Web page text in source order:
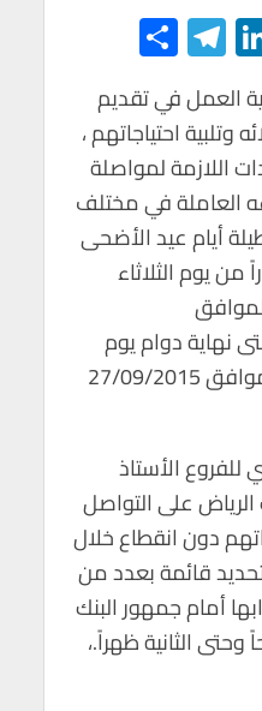
Li
n
ke
dI
n
Te
le
gr
a
m
h
ar
e
العمل في تقديم
وتلبية احتياجاتهم ،
اللازمة لمواصلة
العاملة في مختلف
أيام عيد الأضحى
من يوم الثلاثاء
1436هـ الموافق
حتى نهاية دوام يوم
الأحد 14/12/1436هـ الموافق 27/09/2015
للفروع الأستاذ
على التواصل
دون انقطاع خلال
قائمة بعدد من
أمام جمهور البنك
الثانية ظهراً.،